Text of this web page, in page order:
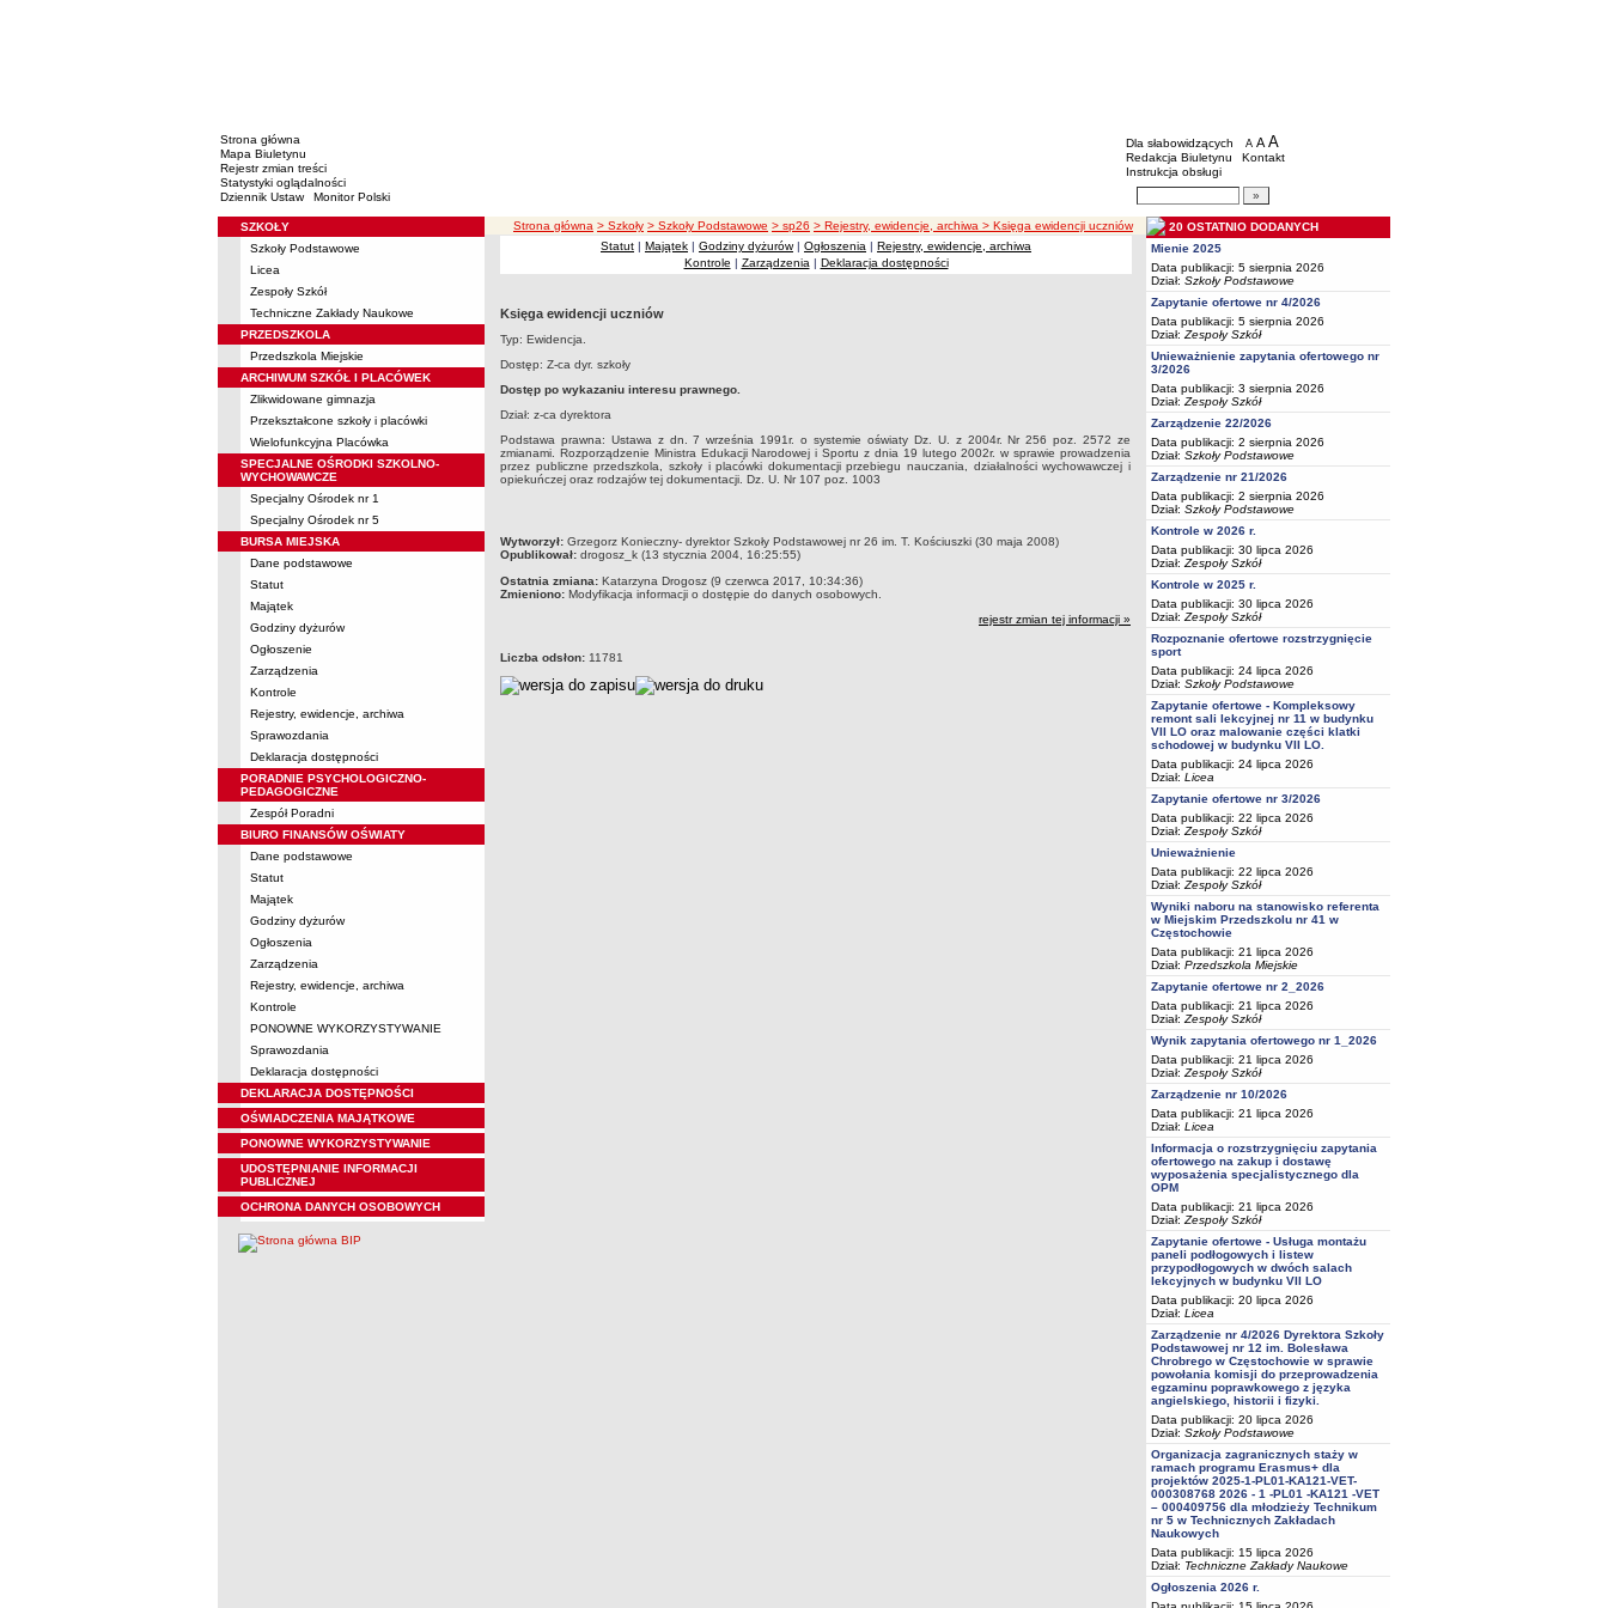
Strona główna
Mapa Biuletynu
Rejestr zmian treści
Statystyki oglądalności
Dziennik Ustaw
Monitor Polski
BIP - Oświata Częstochowa
Menu dodatkowe
Dla słabowidzących A pomniejsz czcionkę
A standardowy rozmiar czcionki
A
Redakcja Biuletynu
Kontakt
Instrukcja obsługi
Wyszukiwarka artykułów
Menu
SZKOŁY
Szkoły Podstawowe
Licea
Zespoły Szkół
Techniczne Zakłady Naukowe
PRZEDSZKOLA
Przedszkola Miejskie
ARCHIWUM SZKÓŁ I PLACÓWEK
Zlikwidowane gimnazja
Przekształcone szkoły i placówki
Wielofunkcyjna Placówka
SPECJALNE OŚRODKI SZKOLNO-
WYCHOWAWCZE
Specjalny Ośrodek nr 1
Specjalny Ośrodek nr 5
BURSA MIEJSKA
Dane podstawowe
Statut
Majątek
Godziny dyżurów
Ogłoszenie
Zarządzenia
Kontrole
Rejestry, ewidencje, archiwa
Sprawozdania
Deklaracja dostępności
PORADNIE PSYCHOLOGICZNO-
PEDAGOGICZNE
Zespół Poradni
BIURO FINANSÓW OŚWIATY
Dane podstawowe
Statut
Majątek
Godziny dyżurów
Ogłoszenia
Zarządzenia
Rejestry, ewidencje, archiwa
Kontrole
PONOWNE WYKORZYSTYWANIE
Sprawozdania
Deklaracja dostępności
DEKLARACJA DOSTĘPNOŚCI
OŚWIADCZENIA MAJĄTKOWE
PONOWNE WYKORZYSTYWANIE
UDOSTĘPNIANIE INFORMACJI
PUBLICZNEJ
OCHRONA DANYCH OSOBOWYCH
ścieżka nawigacji
Strona główna > Szkoły > Szkoły Podstawowe > sp26 > Rejestry, ewidencje, archiwa > Księga ewidencji uczniów
Statut | Majątek | Godziny dyżurów| Ogłoszenia | Rejestry, ewidencje, archiwa
Kontrole | Zarządzenia | Deklaracja dostępności
Księga ewidencji uczniów
Typ: Ewidencja.
Dostęp: Z-ca dyr. szkoły
Dostęp po wykazaniu interesu prawnego.
Dział: z-ca dyrektora
Podstawa prawna: Ustawa z dn. 7 września 1991r. o systemie oświaty Dz. U. z 2004r. Nr 256 poz. 2572 ze
zmianami. Rozporządzenie Ministra Edukacji Narodowej i Sportu z dnia 19 lutego 2002r. w sprawie prowadzenia
przez publiczne przedszkola, szkoły i placówki dokumentacji przebiegu nauczania, działalności wychowawczej i
opiekuńczej oraz rodzajów tej dokumentacji. Dz. U. Nr 107 poz. 1003
metryczka
Wytworzył: Grzegorz Konieczny- dyrektor Szkoły Podstawowej nr 26 im. T. Kościuszki (30 maja 2008)
Opublikował: drogosz_k (13 stycznia 2004, 16:25:55)
Ostatnia zmiana: Katarzyna Drogosz (9 czerwca 2017, 10:34:36)
Zmieniono: Modyfikacja informacji o dostępie do danych osobowych.
rejestr zmian tej informacji »
Liczba odsłon: 11781
20 OSTATNIO DODANYCH
Mienie 2025
Data publikacji: 5 sierpnia 2026
Dział: Szkoły Podstawowe
Zapytanie ofertowe nr 4/2026
Data publikacji: 5 sierpnia 2026
Dział: Zespoły Szkół
Unieważnienie zapytania ofertowego nr
3/2026
Data publikacji: 3 sierpnia 2026
Dział: Zespoły Szkół
Zarządzenie 22/2026
Data publikacji: 2 sierpnia 2026
Dział: Szkoły Podstawowe
Zarządzenie nr 21/2026
Data publikacji: 2 sierpnia 2026
Dział: Szkoły Podstawowe
Kontrole w 2026 r.
Data publikacji: 30 lipca 2026
Dział: Zespoły Szkół
Kontrole w 2025 r.
Data publikacji: 30 lipca 2026
Dział: Zespoły Szkół
Rozpoznanie ofertowe rozstrzygnięcie
sport
Data publikacji: 24 lipca 2026
Dział: Szkoły Podstawowe
Zapytanie ofertowe - Kompleksowy
remont sali lekcyjnej nr 11 w budynku
VII LO oraz malowanie części klatki
schodowej w budynku VII LO.
Data publikacji: 24 lipca 2026
Dział: Licea
Zapytanie ofertowe nr 3/2026
Data publikacji: 22 lipca 2026
Dział: Zespoły Szkół
Unieważnienie
Data publikacji: 22 lipca 2026
Dział: Zespoły Szkół
Wyniki naboru na stanowisko referenta
w Miejskim Przedszkolu nr 41 w
Częstochowie
Data publikacji: 21 lipca 2026
Dział: Przedszkola Miejskie
Zapytanie ofertowe nr 2_2026
Data publikacji: 21 lipca 2026
Dział: Zespoły Szkół
Wynik zapytania ofertowego nr 1_2026
Data publikacji: 21 lipca 2026
Dział: Zespoły Szkół
Zarządzenie nr 10/2026
Data publikacji: 21 lipca 2026
Dział: Licea
Informacja o rozstrzygnięciu zapytania
ofertowego na zakup i dostawę
wyposażenia specjalistycznego dla
OPM
Data publikacji: 21 lipca 2026
Dział: Zespoły Szkół
Zapytanie ofertowe - Usługa montażu
paneli podłogowych i listew
przypodłogowych w dwóch salach
lekcyjnych w budynku VII LO
Data publikacji: 20 lipca 2026
Dział: Licea
Zarządzenie nr 4/2026 Dyrektora Szkoły
Podstawowej nr 12 im. Bolesława
Chrobrego w Częstochowie w sprawie
powołania komisji do przeprowadzenia
egzaminu poprawkowego z języka
angielskiego, historii i fizyki.
Data publikacji: 20 lipca 2026
Dział: Szkoły Podstawowe
Organizacja zagranicznych staży w
ramach programu Erasmus+ dla
projektów 2025-1-PL01-KA121-VET-
000308768 2026 - 1 -PL01 -KA121 -VET
– 000409756 dla młodzieży Technikum
nr 5 w Technicznych Zakładach
Naukowych
Data publikacji: 15 lipca 2026
Dział: Techniczne Zakłady Naukowe
Ogłoszenia 2026 r.